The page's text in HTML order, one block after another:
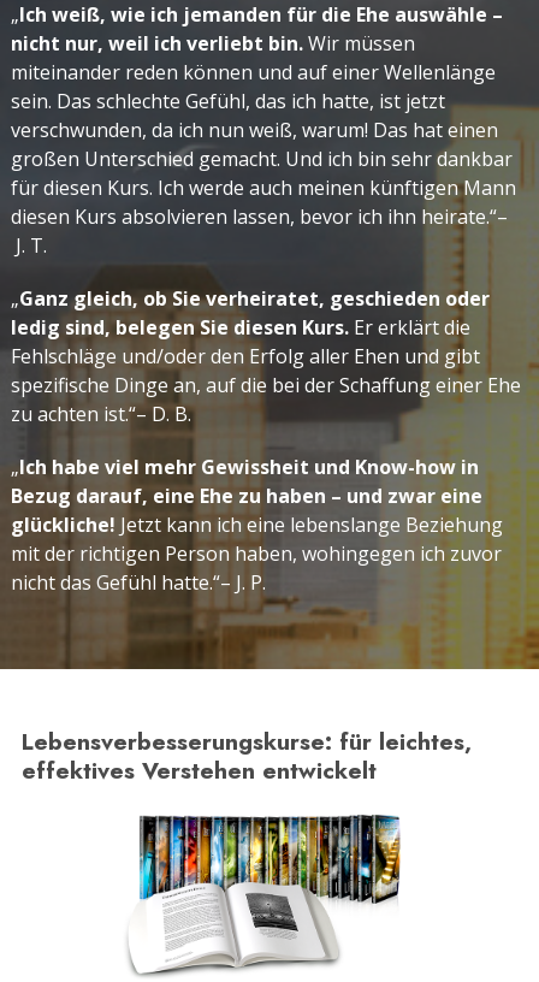
„Ich weiß, wie ich jemanden für die Ehe auswähle –
nicht nur, weil ich verliebt bin.Wir müssen
miteinander reden können und auf einer Wellenlänge
sein. Das schlechte Gefühl, das ich hatte, ist jetzt
verschwunden, da ich nun weiß, warum! Das hat einen
großen Unterschied gemacht. Und ich bin sehr dankbar
für diesen Kurs. Ich werde auch meinen künftigen Mann
diesen Kurs absolvieren lassen, bevor ich ihn heirate.“–
J. T.
„Ganz gleich, ob Sie verheiratet, geschieden oder
ledig sind, belegen Sie diesen Kurs. Er erklärt die
Fehlschläge und/oder den Erfolg aller Ehen und gibt
spezifische Dinge an, auf die bei der Schaffung einer Ehe
zu achten ist.“– D. B.
„Ich habe viel mehr Gewissheit und Know-how in
Bezug darauf, eine Ehe zu haben – und zwar eine
glückliche! Jetzt kann ich eine lebenslange Beziehung
mit der richtigen Person haben, wohingegen ich zuvor
nicht das Gefühl hatte.“– J. P.
Lebensverbesserungskurse: für leichtes,
effektives Verstehen entwickelt